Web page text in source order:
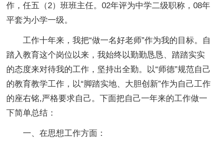
作，任五（2）班班主任。02年评为中学二级职称，08年
平套为小学一级。
工作十年来，我把“做一名好老师”作为我的目标。自
踏入教育这个岗位以来，我始终以勤勤恳恳、踏踏实实
的态度来对待我的工作，坚持出全勤。以“师德”规范自己
的教育教学工作，以“脚踏实地、大胆创新”作为自己工作
的座右铭,严格要求自己。下面把自己一年来的工作做一
下简单总结：
一、在思想工作方面：